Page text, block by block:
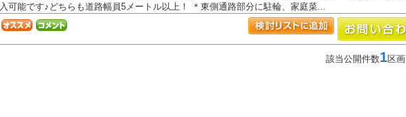
入可能です♪どちらも道路幅員5メートル以上！ ＊東側通路部分に駐輪、家庭菜...
該当公開件数1区画